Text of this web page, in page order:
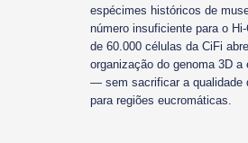
espécimes históricos de
número insuficiente para o
de 60.000 células da CiFi
organização do genoma 3D
— sem sacrificar a qualidade
para regiões eucromáticas.